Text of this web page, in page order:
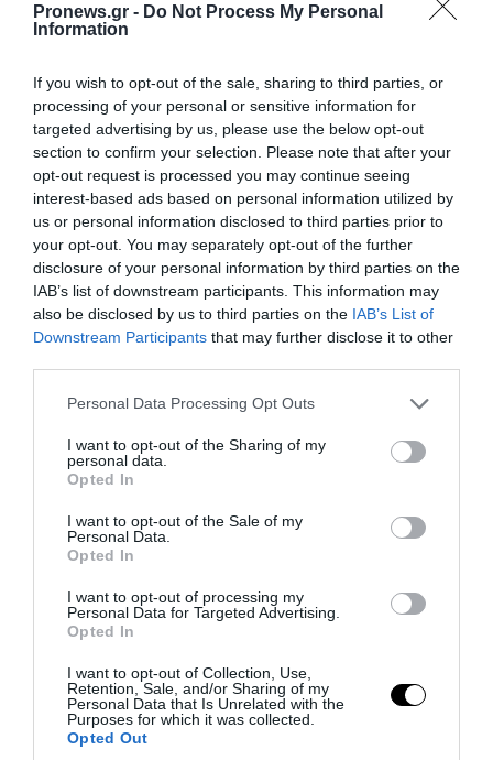
Pronews.gr - Do Not Process My Personal
Information
If you wish to opt-out of the sale, sharing to third parties, or
processing of your personal or sensitive information for
targeted advertising by us, please use the below opt-out
section to confirm your selection. Please note that after your
opt-out request is processed you may continue seeing
interest-based ads based on personal information utilized by
us or personal information disclosed to third parties prior to
your opt-out. You may separately opt-out of the further
disclosure of your personal information by third parties on the
IAB’s list of downstream participants. This information may
also be disclosed by us to third parties on the IAB’s List of
Downstream Participants that may further disclose it to other
Please note that this website/app uses one or more Google
not limited to your visit or usage behaviour. You may click to
grant or deny consent to Google and its third-party tags to
use your data for below specified purposes in below Google
consent section.
Personal Data Processing Opt Outs
I want to opt-out of the Sharing of my
personal data.
Opted In
I want to opt-out of the Sale of my
Personal Data.
Opted In
I want to opt-out of processing my
Personal Data for Targeted Advertising.
Opted In
I want to opt-out of Collection, Use,
Retention, Sale, and/or Sharing of my
Personal Data that Is Unrelated with the
Purposes for which it was collected.
Opted Out
PRONEWS.GR /CELEBRITIES
Κ.Φεράνι: Μετά την Ελλάδα συνεχίζει τις
διακοπές της στην Ίμπιζα – Οι
φωτογραφίες που «προδίδουν» τον νέο
της έρωτα
PRONEWS.GR /CELEBRITIES
Κατερίνα Γερονικολού: Ποζάρει με